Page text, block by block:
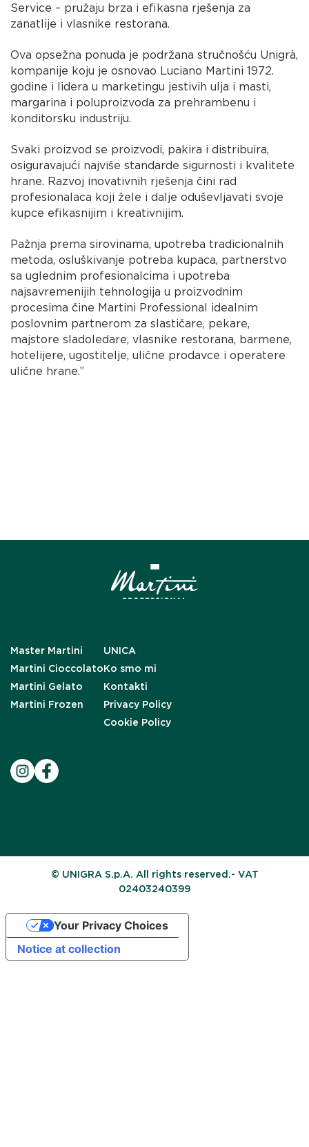
Service – pružaju brza i efikasna rješenja za
zanatlije i vlasnike restorana.
Ova opsežna ponuda je podržana stručnošću Unigrà,
kompanije koju je osnovao Luciano Martini 1972.
godine i lidera u marketingu jestivih ulja i masti,
margarina i poluproizvoda za prehrambenu i
konditorsku industriju.
Svaki proizvod se proizvodi, pakira i distribuira,
osiguravajući najviše standarde sigurnosti i kvalitete
hrane. Razvoj inovativnih rješenja čini rad
profesionalaca koji žele i dalje oduševljavati svoje
kupce efikasnijim i kreativnijim.
Pažnja prema sirovinama, upotreba tradicionalnih
metoda, osluškivanje potreba kupaca, partnerstvo
sa uglednim profesionalcima i upotreba
najsavremenijih tehnologija u proizvodnim
procesima čine Martini Professional idealnim
poslovnim partnerom za slastičare, pekare,
majstore sladoledare, vlasnike restorana, barmene,
hotelijere, ugostitelje, ulične prodavce i operatere
ulične hrane.”
Master Martini
Martini Cioccolato
Martini Gelato
Martini Frozen
UNICA
Ko smo mi
Kontakti
Privacy Policy
Cookie Policy
© UNIGRA S.p.A. All rights reserved.- VAT
02403240399
Notice at collection
Your Privacy Choices